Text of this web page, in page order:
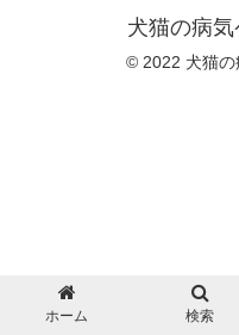
犬猫の病
© 2022 犬猫
ホーム 検索